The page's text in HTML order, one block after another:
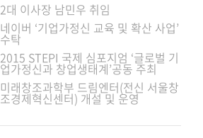
2대 이사장 남민우 취임
네이버 ‘기업가정신 교육 및 확산 사업’
수탁
2015 STEPI 국제 심포지엄 ‘글로벌 기
업가정신과 창업생태계’공동 주최
미래창조과학부 드림엔터(전신 서울창
조경제혁신센터) 개설 및 운영